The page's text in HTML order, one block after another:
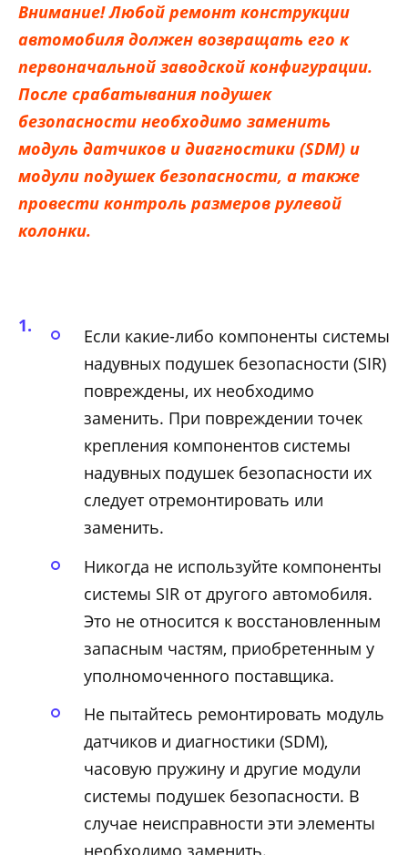
Внимание! Любой ремонт конструкции
автомобиля должен возвращать его к
первоначальной заводской конфигурации.
После срабатывания подушек
безопасности необходимо заменить
модуль датчиков и диагностики (SDM) и
модули подушек безопасности, а также
провести контроль размеров рулевой
колонки.
Если какие-либо компоненты системы
надувных подушек безопасности (SIR)
повреждены, их необходимо
заменить. При повреждении точек
крепления компонентов системы
надувных подушек безопасности их
следует отремонтировать или
заменить.
Никогда не используйте компоненты
системы SIR от другого автомобиля.
Это не относится к восстановленным
запасным частям, приобретенным у
уполномоченного поставщика.
Не пытайтесь ремонтировать модуль
датчиков и диагностики (SDM),
часовую пружину и другие модули
системы подушек безопасности. В
случае неисправности эти элементы